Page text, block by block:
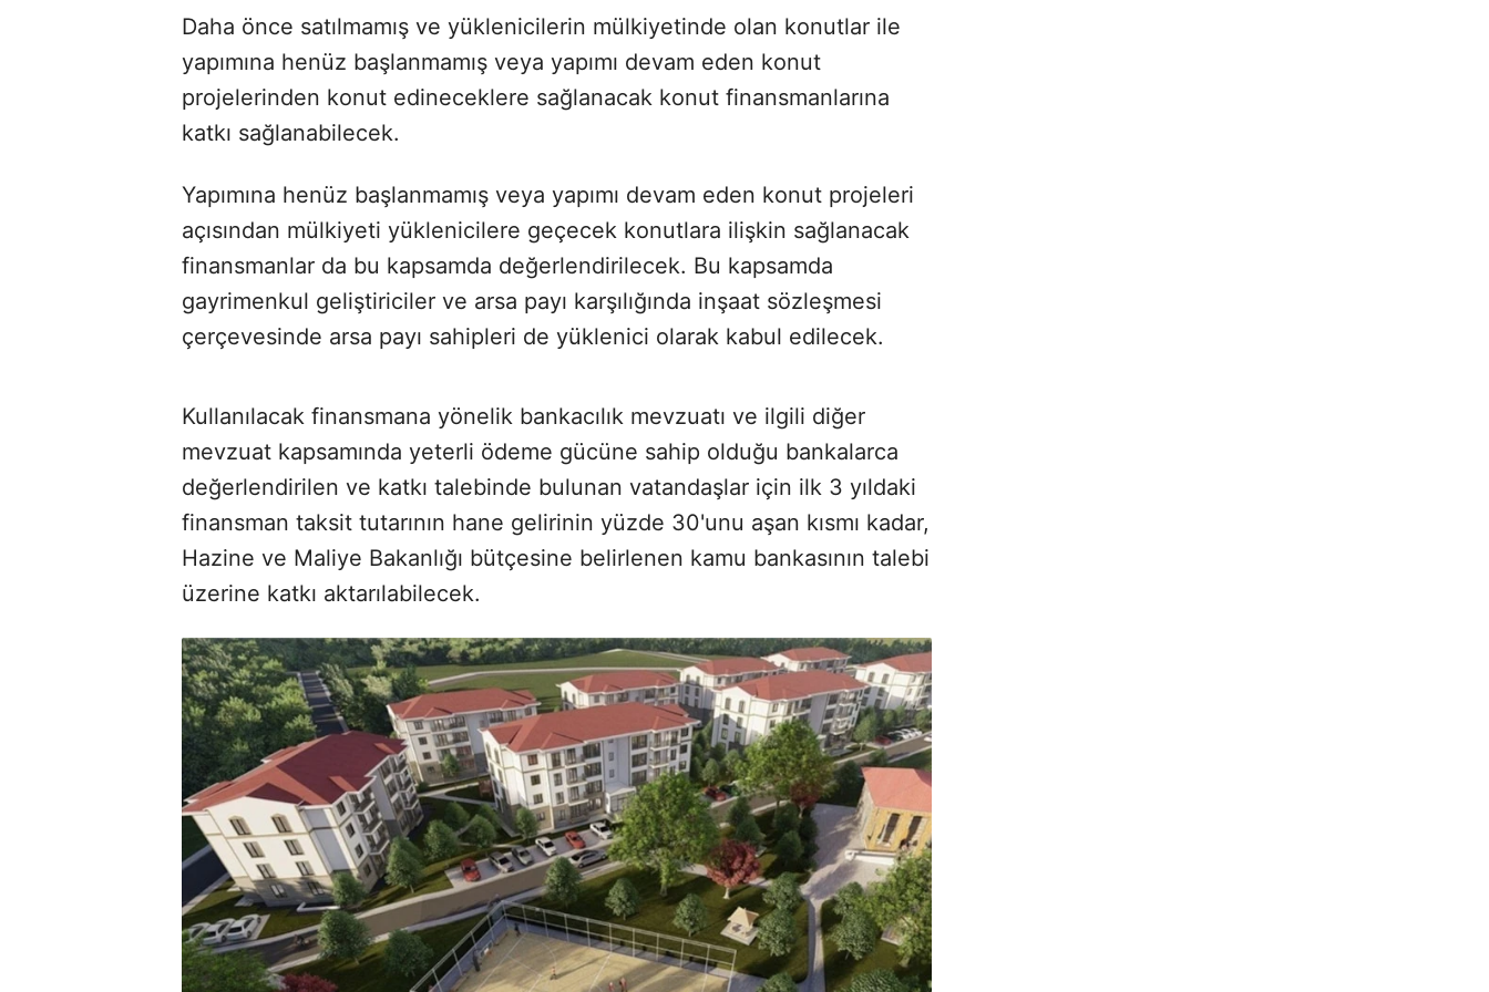
Daha önce satılmamış ve yüklenicilerin mülkiyetinde olan konutlar ile
yapımına henüz başlanmamış veya yapımı devam eden konut
projelerinden konut edineceklere sağlanacak konut finansmanlarına
katkı sağlanabilecek.
Yapımına henüz başlanmamış veya yapımı devam eden konut projeleri
açısından mülkiyeti yüklenicilere geçecek konutlara ilişkin sağlanacak
finansmanlar da bu kapsamda değerlendirilecek. Bu kapsamda
gayrimenkul geliştiriciler ve arsa payı karşılığında inşaat sözleşmesi
çerçevesinde arsa payı sahipleri de yüklenici olarak kabul edilecek.
Kullanılacak finansmana yönelik bankacılık mevzuatı ve ilgili diğer
mevzuat kapsamında yeterli ödeme gücüne sahip olduğu bankalarca
değerlendirilen ve katkı talebinde bulunan vatandaşlar için ilk 3 yıldaki
finansman taksit tutarının hane gelirinin yüzde 30'unu aşan kısmı kadar,
Hazine ve Maliye Bakanlığı bütçesine belirlenen kamu bankasının talebi
üzerine katkı aktarılabilecek.